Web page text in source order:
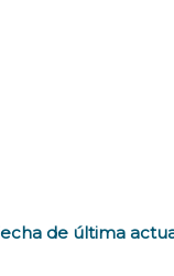
de última